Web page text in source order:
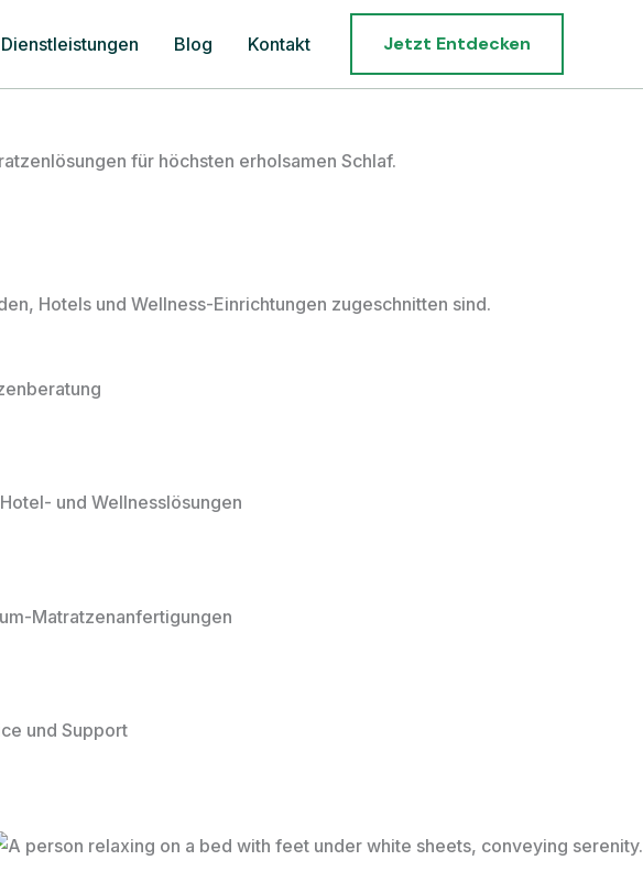
Dienstleistungen Blog Kontakt Jetzt Entdecken
für höchsten erholsamen Schlaf.
Hotels und Wellness-Einrichtungen zugeschnitten sind.
Hotel- und Wellnesslösungen
Matratzenanfertigungen
und Support